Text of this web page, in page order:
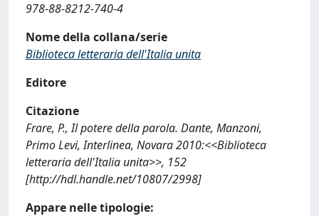
978-88-8212-740-4
Nome della collana/serie
Biblioteca letteraria dell'Italia unita
Editore
Citazione
Frare, P., Il potere della parola. Dante, Manzoni,
Primo Levi, Interlinea, Novara 2010:<<Biblioteca
letteraria dell'Italia unita>>, 152
[http://hdl.handle.net/10807/2998]
Appare nelle tipologie: